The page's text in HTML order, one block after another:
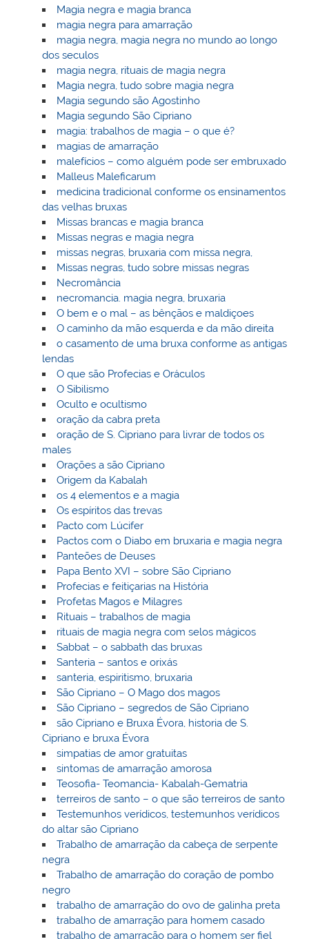
Magia negra e magia branca
magia negra para amarração
magia negra, magia negra no mundo ao longo
dos seculos
magia negra, rituais de magia negra
Magia negra, tudo sobre magia negra
Magia segundo são Agostinho
Magia segundo São Cipriano
magia: trabalhos de magia – o que é?
magias de amarração
malefícios – como alguém pode ser embruxado
Malleus Maleficarum
medicina tradicional conforme os ensinamentos
das velhas bruxas
Missas brancas e magia branca
Missas negras e magia negra
missas negras, bruxaria com missa negra,
Missas negras, tudo sobre missas negras
Necromância
necromancia. magia negra, bruxaria
O bem e o mal – as bênçãos e maldiçoes
O caminho da mão esquerda e da mão direita
o casamento de uma bruxa conforme as antigas
lendas
O que são Profecias e Oráculos
O Sibilismo
Oculto e ocultismo
oração da cabra preta
oração de S. Cipriano para livrar de todos os
males
Orações a são Cipriano
Origem da Kabalah
os 4 elementos e a magia
Os espíritos das trevas
Pacto com Lúcifer
Pactos com o Diabo em bruxaria e magia negra
Panteões de Deuses
Papa Bento XVI – sobre São Cipriano
Profecias e feitiçarias na História
Profetas Magos e Milagres
Rituais – trabalhos de magia
rituais de magia negra com selos mágicos
Sabbat – o sabbath das bruxas
Santeria – santos e orixás
santeria, espiritismo, bruxaria
São Cipriano – O Mago dos magos
São Cipriano – segredos de São Cipriano
são Cipriano e Bruxa Évora, historia de S.
Cipriano e bruxa Évora
simpatias de amor gratuitas
sintomas de amarração amorosa
Teosofia- Teomancia- Kabalah-Gematria
terreiros de santo – o que são terreiros de santo
Testemunhos verídicos, testemunhos verídicos
do altar são Cipriano
Trabalho de amarração da cabeça de serpente
negra
Trabalho de amarração do coração de pombo
negro
trabalho de amarração do ovo de galinha preta
trabalho de amarração para homem casado
trabalho de amarração para o homem ser fiel